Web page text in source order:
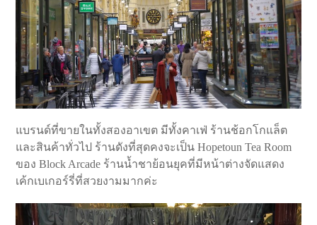
แบรนด์ที่ขายในทั้งสองอาเขต มีทั้งคาเฟ่ ร้านช้อกโกแล็ต
และสินค้าทั่วไป ร้านดังที่สุดคงจะเป็น Hopetoun Tea Room
ของ Block Arcade ร้านน้ำชาย้อนยุคที่มีหน้าต่างจัดแสดง
เค้กเบเกอร์รี่ที่สวยงามมากค่ะ